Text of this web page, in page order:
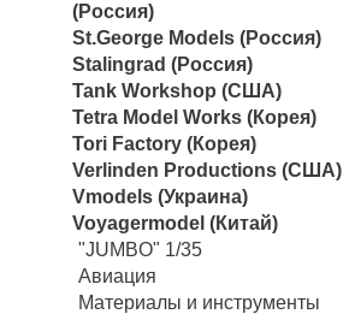
(Россия)
St.George Models (Россия)
Stalingrad (Россия)
Tank Workshop (США)
Tetra Model Works (Корея)
Tori Factory (Корея)
Verlinden Productions (США)
Vmodels (Украина)
Voyagermodel (Китай)
"JUMBO" 1/35
Авиация
Материалы и инструменты